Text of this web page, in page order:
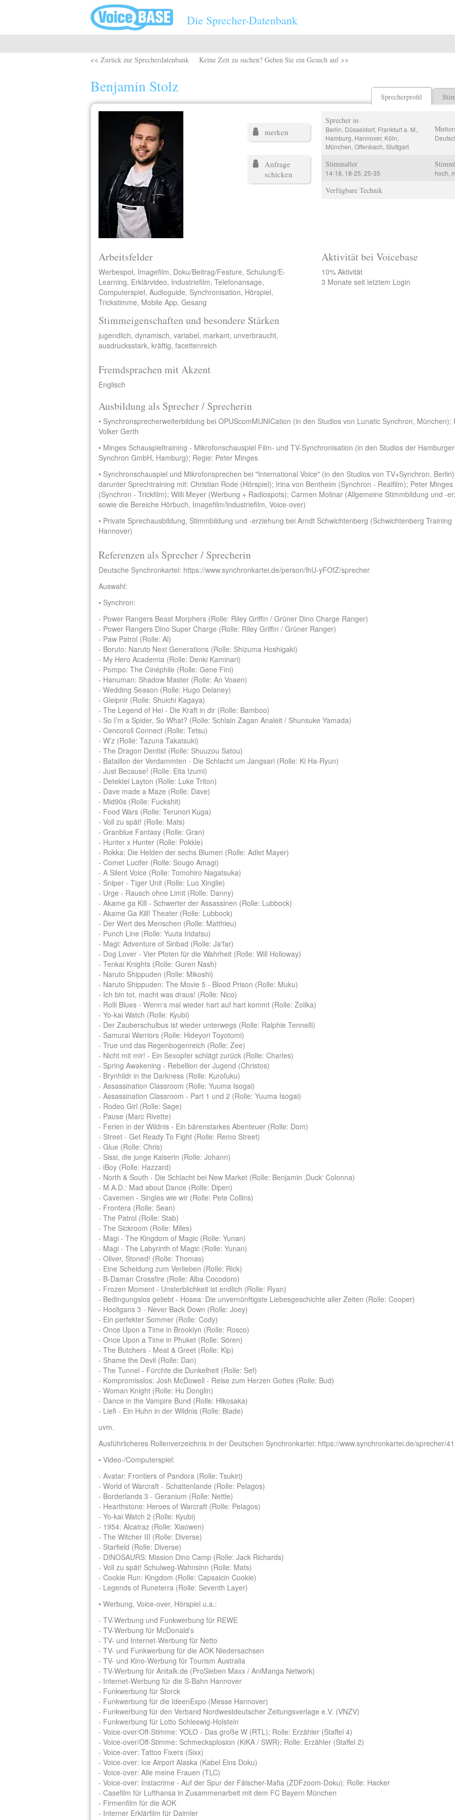
Die Sprecher-Datenbank
<< Zurück zur Sprecherdatenbank Keine Zeit zu suchen? Geben Sie ein Gesuch auf >>
Benjamin Stolz
Sprecherprofil
merken
Anfrage
schicken
Sprecher in
Berlin, Düsseldorf, Frankfurt a. M.,
Hamburg, Hannover, Köln,
München, Offenbach, Stuttgart
Stimmalter
14-18, 18-25, 25-35 hoch,
Verfügbare Technik
Arbeitsfelder
Werbespot, Imagefilm, Doku/Beitrag/Feature, Schulung/E-
Learning, Erklärvideo, Industriefilm, Telefonansage,
Computerspiel, Audioguide, Synchronisation, Hörspiel,
Trickstimme, Mobile App, Gesang
Stimmeigenschaften und besondere Stärken
jugendlich, dynamisch, variabel, markant, unverbraucht,
ausdrucksstark, kräftig, facettenreich
Fremdsprachen mit Akzent
Englisch
Aktivität bei Voicebase
10% Aktivität
3 Monate seit letztem Login
Ausbildung als Sprecher / Sprecherin
• Synchronsprecherweiterbildung bei OPUScomMUNICation (in den Studios von Lunatic Synchron, München);
Volker Gerth
• Minges Schauspieltraining - Mikrofonschauspiel Film- und TV-Synchronisation (in den Studios der Hamburger
Synchron GmbH, Hamburg); Regie: Peter Minges
• Synchronschauspiel und Mikrofonsprechen bei "International Voice" (in den Studios von TV+Synchron,
darunter Sprechtraining mit: Christian Rode (Hörspiel); Irina von Bentheim (Synchron - Realfilm); Peter Minges
(Synchron - Trickfilm); Willi Meyer (Werbung + Radiospots); Carmen Molinar (Allgemeine Stimmbildung und -
sowie die Bereiche Hörbuch, Imagefilm/Industriefilm, Voice-over)
• Private Sprechausbildung, Stimmbildung und -erziehung bei Arndt Schwichtenberg (Schwichtenberg Training
Hannover)
Referenzen als Sprecher / Sprecherin
Deutsche Synchronkartei: https://www.synchronkartei.de/person/lhU-yFOfZ/sprecher
Auswahl:
• Synchron:
- Power Rangers Beast Morphers (Rolle: Riley Griffin / Grüner Dino Charge Ranger)
- Power Rangers Dino Super Charge (Rolle: Riley Griffin / Grüner Ranger)
- Paw Patrol (Rolle: Al)
- Boruto: Naruto Next Generations (Rolle: Shizuma Hoshigaki)
- My Hero Academia (Rolle: Denki Kaminari)
- Pompo: The Cinéphile (Rolle: Gene Fini)
- Hanuman: Shadow Master (Rolle: An Voaen)
- Wedding Season (Rolle: Hugo Delaney)
- Gleipnir (Rolle: Shuichi Kagaya)
- The Legend of Hei - Die Kraft in dir (Rolle: Bamboo)
- So I’m a Spider, So What? (Rolle: Schlain Zagan Analeit / Shunsuke Yamada)
- Cencoroll Connect (Rolle: Tetsu)
- W’z (Rolle: Tazuna Takatsuki)
- The Dragon Dentist (Rolle: Shuuzou Satou)
- Bataillon der Verdammten - Die Schlacht um Jangsari (Rolle: Ki Ha-Ryun)
- Just Because! (Rolle: Eita Izumi)
- Detektei Layton (Rolle: Luke Triton)
- Dave made a Maze (Rolle: Dave)
- Mid90s (Rolle: Fuckshit)
- Food Wars (Rolle: Terunori Kuga)
- Voll zu spät! (Rolle: Mats)
- Granblue Fantasy (Rolle: Gran)
- Hunter x Hunter (Rolle: Pokkle)
- Rokka: Die Helden der sechs Blumen (Rolle: Adlet Mayer)
- Comet Lucifer (Rolle: Sougo Amagi)
- A Silent Voice (Rolle: Tomohiro Nagatsuka)
- Sniper - Tiger Unit (Rolle: Luo Xinglie)
- Urge - Rausch ohne Limit (Rolle: Danny)
- Akame ga Kill - Schwerter der Assassinen (Rolle: Lubbock)
- Akame Ga Kill! Theater (Rolle: Lubbock)
- Der Wert des Menschen (Rolle: Matthieu)
- Punch Line (Rolle: Yuuta Iridatsu)
- Magi: Adventure of Sinbad (Rolle: Ja'far)
- Dog Lover - Vier Pfoten für die Wahrheit (Rolle: Will Holloway)
- Tenkai Knights (Rolle: Guren Nash)
- Naruto Shippuden (Rolle: Mikoshi)
- Naruto Shippuden: The Movie 5 - Blood Prison (Rolle: Muku)
- Ich bin tot, macht was draus! (Rolle: Nico)
- Rolli Blues - Wenn‘s mal wieder hart auf hart kommt (Rolle: Zolika)
- Yo-kai Watch (Rolle: Kyubi)
- Der Zauberschulbus ist wieder unterwegs (Rolle: Ralphie Tennelli)
- Samurai Warriors (Rolle: Hideyori Toyotomi)
- True und das Regenbogenreich (Rolle: Zee)
- Nicht mit mir! - Ein Sexopfer schlägt zurück (Rolle: Charles)
- Spring Awakening - Rebellion der Jugend (Christos)
- Brynhildr in the Darkness (Rolle: Kurofuku)
- Assassination Classroom (Rolle: Yuuma Isogai)
- Assassination Classroom - Part 1 und 2 (Rolle: Yuuma Isogai)
- Rodeo Girl (Rolle: Sage)
- Pause (Marc Rivette)
- Ferien in der Wildnis - Ein bärenstarkes Abenteuer (Rolle: Dom)
- Street - Get Ready To Fight (Rolle: Remo Street)
- Glue (Rolle: Chris)
- Sissi, die junge Kaiserin (Rolle: Johann)
- iBoy (Rolle: Hazzard)
- North & South - Die Schlacht bei New Market (Rolle: Benjamin ‚Duck‘ Colonna)
- M.A.D.: Mad about Dance (Rolle: Dipen)
- Cavemen - Singles wie wir (Rolle: Pete Collins)
- Frontera (Rolle: Sean)
- The Patrol (Rolle: Stab)
- The Sickroom (Rolle: Miles)
- Magi - The Kingdom of Magic (Rolle: Yunan)
- Magi - The Labyrinth of Magic (Rolle: Yunan)
- Oliver, Stoned! (Rolle: Thomas)
- Eine Scheidung zum Verlieben (Rolle: Rick)
- B-Daman Crossfire (Rolle: Alba Cocodoro)
- Frozen Moment - Unsterblichkeit ist endlich (Rolle: Ryan)
- Bedingungslos geliebt - Hosea: Die unvernünftigste Liebesgeschichte aller Zeiten (Rolle: Cooper)
- Hooligans 3 - Never Back Down (Rolle: Joey)
- Ein perfekter Sommer (Rolle: Cody)
- Once Upon a Time in Brooklyn (Rolle: Rosco)
- Once Upon a Time in Phuket (Rolle: Sören)
- The Butchers - Meat & Greet (Rolle: Kip)
- Shame the Devil (Rolle: Dan)
- The Tunnel - Fürchte die Dunkelheit (Rolle: Sef)
- Kompromisslos: Josh McDowell - Reise zum Herzen Gottes (Rolle: Bud)
- Woman Knight (Rolle: Hu Donglin)
- Dance in the Vampire Bund (Rolle: Hikosaka)
- Liefi - Ein Huhn in der Wildnis (Rolle: Blade)
uvm.
Ausführlicheres Rollenverzeichnis in der Deutschen Synchronkartei: https://www.synchronkartei.de/sprecher/
• Video-/Computerspiel:
- Avatar: Frontiers of Pandora (Rolle: Tsukiri)
- World of Warcraft - Schattenlande (Rolle: Pelagos)
- Borderlands 3 - Geranium (Rolle: Nettle)
- Hearthstone: Heroes of Warcraft (Rolle: Pelagos)
- Yo-kai Watch 2 (Rolle: Kyubi)
- 1954: Alcatraz (Rolle: Xiaowen)
- The Witcher III (Rolle: Diverse)
- Starfield (Rolle: Diverse)
- DINOSAURS: Mission Dino Camp (Rolle: Jack Richards)
- Voll zu spät! Schulweg-Wahnsinn (Rolle: Mats)
- Cookie Run: Kingdom (Rolle: Capsaicin Cookie)
- Legends of Runeterra (Rolle: Seventh Layer)
• Werbung, Voice-over, Hörspiel u.a.:
- TV-Werbung und Funkwerbung für REWE
- TV-Werbung für McDonald's
- TV- und Internet-Werbung für Netto
- TV- und Funkwerbung für die AOK Niedersachsen
- TV- und Kino-Werbung für Tourism Australia
- TV-Werbung für Anitalk.de (ProSieben Maxx / AniManga Network)
- Internet-Werbung für die S-Bahn Hannover
- Funkwerbung für Storck
- Funkwerbung für die IdeenExpo (Messe Hannover)
- Funkwerbung für den Verband Nordwestdeutscher Zeitungsverlage e.V. (VNZV)
- Funkwerbung für Lotto Schleswig-Holstein
- Voice-over/Off-Stimme: YOLO - Das große W (RTL); Rolle: Erzähler (Staffel 4)
- Voice-over/Off-Stimme: Schmecksplosion (KiKA / SWR); Rolle: Erzähler (Staffel 2)
- Voice-over: Tattoo Fixers (Sixx)
- Voice-over: Ice Airport Alaska (Kabel Eins Doku)
- Voice-over: Alle meine Frauen (TLC)
- Voice-over: Instacrime - Auf der Spur der Fälscher-Mafia (ZDFzoom-Doku); Rolle: Hacker
- Casefilm für Lufthansa in Zusammenarbeit mit dem FC Bayern München
- Firmenfilm für die AOK
- Interner Erklärfilm für Daimler